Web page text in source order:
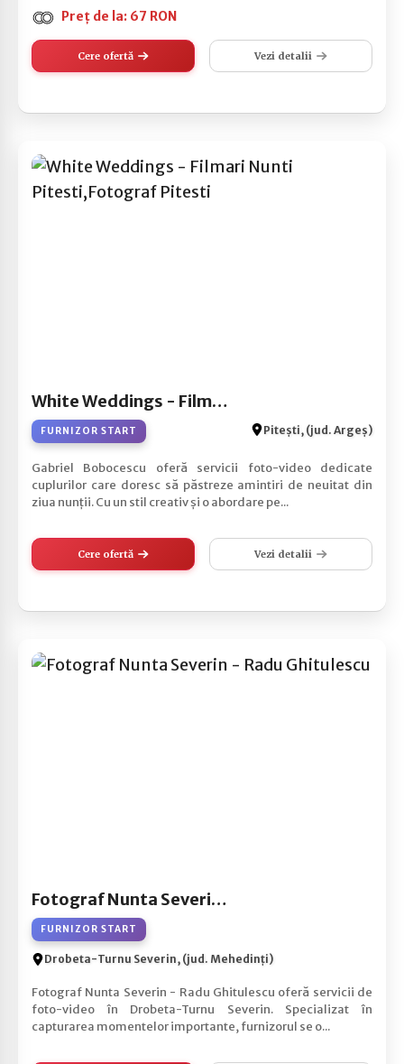
Preț de la: 67 RON
Cere ofertă Vezi detalii
White Weddings - Filmari Nunti Pitesti,Fotograf Pitesti
FURNIZOR START Pitești, (jud. Argeș)
Gabriel Bobocescu oferă servicii foto-video dedicate
cuplurilor care doresc să păstreze amintiri de neuitat din
ziua nunții. Cu un stil creativ și o abordare pe...
Cere ofertă Vezi detalii
Fotograf Nunta Severin - Radu Ghitulescu
FURNIZOR START
Drobeta-Turnu Severin, (jud. Mehedinți)
Fotograf Nunta Severin - Radu Ghitulescu oferă servicii de
foto-video în Drobeta-Turnu Severin. Specializat în
capturarea momentelor importante, furnizorul se o...